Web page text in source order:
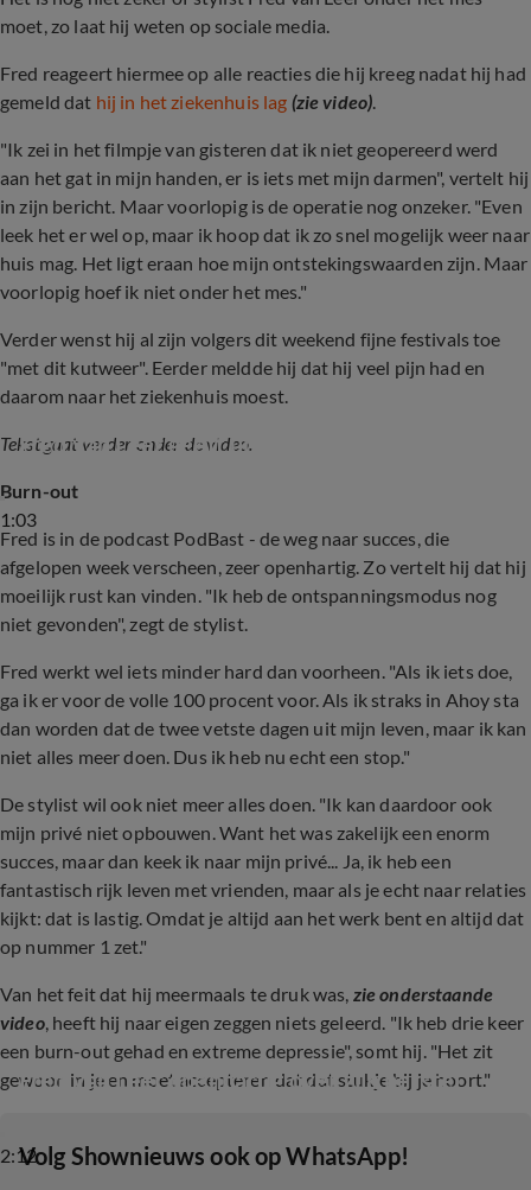
moet, zo laat hij weten op sociale media.
Fred reageert hiermee op alle reacties die hij kreeg nadat hij had
gemeld dat hij in het ziekenhuis lag (zie video).
"Ik zei in het filmpje van gisteren dat ik niet geopereerd werd
aan het gat in mijn handen, er is iets met mijn darmen", vertelt hij
in zijn bericht. Maar voorlopig is de operatie nog onzeker. "Even
leek het er wel op, maar ik hoop dat ik zo snel mogelijk weer naar
huis mag. Het ligt eraan hoe mijn ontstekingswaarden zijn. Maar
voorlopig hoef ik niet onder het mes."
Verder wenst hij al zijn volgers dit weekend fijne festivals toe
"met dit kutweer". Eerder meldde hij dat hij veel pijn had en
daarom naar het ziekenhuis moest.
Tekst gaat verder onder de video.
1:03
Fred van Leer geeft update vanuit ziekenhuis
Burn-out
Fred is in de podcast PodBast - de weg naar succes, die
afgelopen week verscheen, zeer openhartig. Zo vertelt hij dat hij
moeilijk rust kan vinden. "Ik heb de ontspanningsmodus nog
niet gevonden", zegt de stylist.
Fred werkt wel iets minder hard dan voorheen. "Als ik iets doe,
ga ik er voor de volle 100 procent voor. Als ik straks in Ahoy sta
dan worden dat de twee vetste dagen uit mijn leven, maar ik kan
niet alles meer doen. Dus ik heb nu echt een stop."
De stylist wil ook niet meer alles doen. "Ik kan daardoor ook
mijn privé niet opbouwen. Want het was zakelijk een enorm
succes, maar dan keek ik naar mijn privé... Ja, ik heb een
fantastisch rijk leven met vrienden, maar als je echt naar relaties
kijkt: dat is lastig. Omdat je altijd aan het werk bent en altijd dat
op nummer 1 zet."
Van het feit dat hij meermaals te druk was, zie onderstaande
video, heeft hij naar eigen zeggen niets geleerd. "Ik heb drie keer
een burn-out gehad en extreme depressie", somt hij. "Het zit
gewoon in je en moet accepteren dat dat stukje bij je hoort."
2:12
Fred van Leer openhartig over zijn herstel
‎Volg Shownieuws ook op WhatsApp!